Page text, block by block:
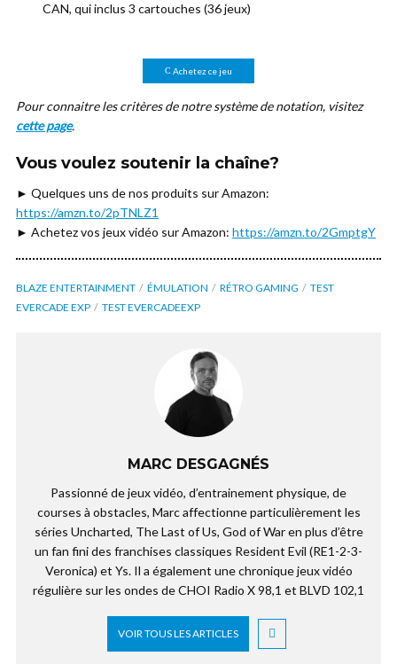
CAN, qui inclus 3 cartouches (36 jeux)
Achetez ce jeu
Pour connaitre les critères de notre système de notation, visitez
cette page.
Vous voulez soutenir la chaîne?
► Quelques uns de nos produits sur Amazon:
https://amzn.to/2pTNLZ1
► Achetez vos jeux vidéo sur Amazon: https://amzn.to/2GmptgY
BLAZE ENTERTAINMENT ÉMULATION RÉTRO GAMING
TEST
EVERCADE EXP
TEST EVERCADEEXP
MARC DESGAGNÉS
Passionné de jeux vidéo, d’entrainement physique, de
courses à obstacles, Marc affectionne particulièrement les
séries Uncharted, The Last of Us, God of War en plus d’être
un fan fini des franchises classiques Resident Evil (RE1-2-3-
Veronica) et Ys. Il a également une chronique jeux vidéo
régulière sur les ondes de CHOI Radio X 98,1 et BLVD 102,1
VOIR TOUS LES ARTICLES